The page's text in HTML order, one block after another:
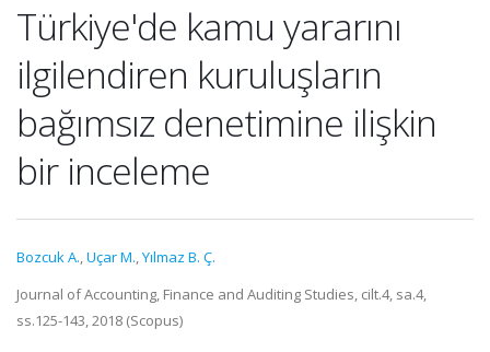
Türkiye'de kamu yararını
ilgilendiren kuruluşların
bağımsız denetimine ilişkin
bir inceleme
Bozcuk A.,Uçar M.,Yılmaz B. Ç.
Journal of Accounting, Finance and Auditing Studies, cilt.4, sa.4,
ss.125-143, 2018 (Scopus)